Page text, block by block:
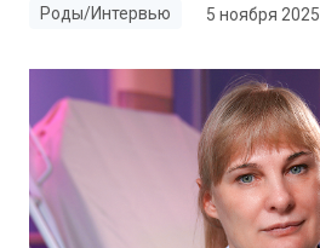
Роды/Интервью 5 ноября 2025